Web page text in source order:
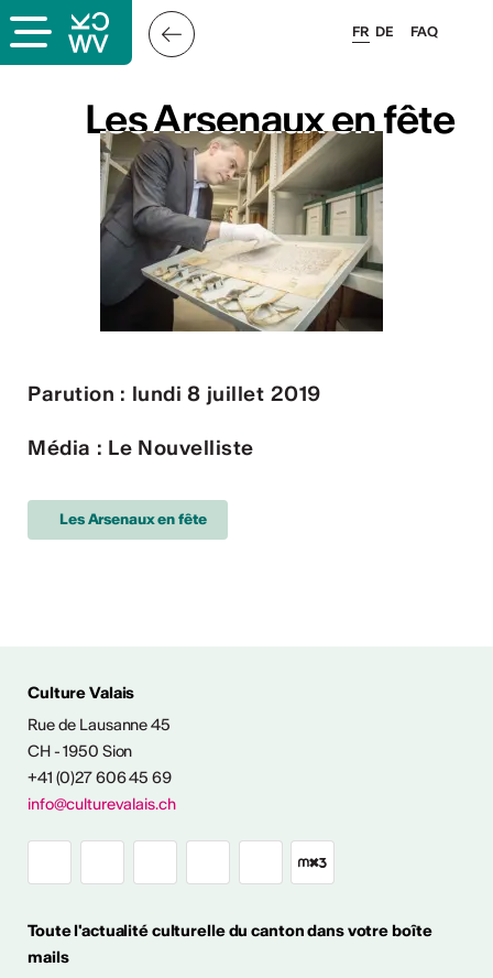
& CONTACT
FAQ
FR DE
Les Arsenaux en fête
Les Arsenaux en fête
Parution : lundi 8 juillet 2019
Média : Le Nouvelliste
Les Arsenaux en fête
Culture Valais
Rue de Lausanne 45
CH - 1950 Sion
+41 (0)27 606 45 69
info@culturevalais.ch
Toute l'actualité culturelle du canton dans votre boîte
mails